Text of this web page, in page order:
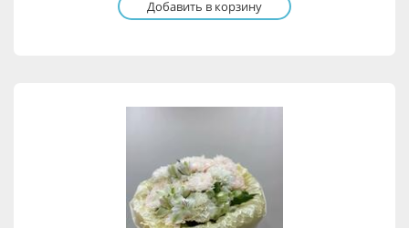
Добавить в корзину